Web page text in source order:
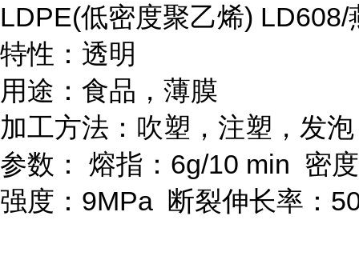
LDPE(低密度聚乙烯) LD608/
特性：透明
用途：食品，薄膜
加工方法：吹塑，注塑，发泡
参数：
熔指： 6g/10 min 密
强度： 9MPa 断裂伸长率：